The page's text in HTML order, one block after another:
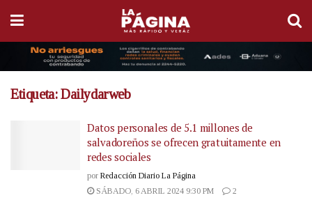
Etiqueta:Dailydarweb
Datos personales de 5.1 millones de
salvadoreños se ofrecen gratuitamente en
redes sociales
por Redacción Diario La Página
SÁBADO, 6 ABRIL 2024 9:30 PM
2